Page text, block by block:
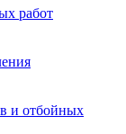
работ
и отбойных